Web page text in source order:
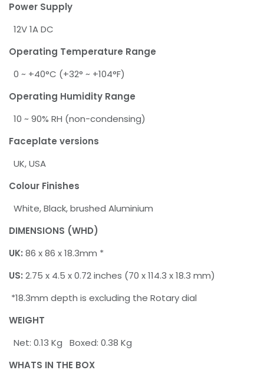
Power Supply
12V 1A DC
Operating Temperature Range
0 ~ +40°C (+32° ~ +104°F)
Operating Humidity Range
10 ~ 90% RH (non-condensing)
Faceplate versions
UK, USA
Colour Finishes
White, Black, brushed Aluminium
DIMENSIONS (WHD)
UK: 86 x 86 x 18.3mm *
US: 2.75 x 4.5 x 0.72 inches (70 x 114.3 x 18.3 mm)
*18.3mm depth is excluding the Rotary dial
WEIGHT
Net: 0.13 Kg Boxed: 0.38 Kg
WHATS IN THE BOX